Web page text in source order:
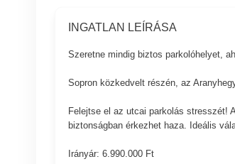
INGATLAN LEÍRÁSA
Szeretne mindig biztos parkolóhelyet,
Sopron közkedvelt részén, az
Felejtse el az utcai parkolás stresszét!
biztonságban érkezhet haza. Ideális
Irányár: 6.990.000 Ft